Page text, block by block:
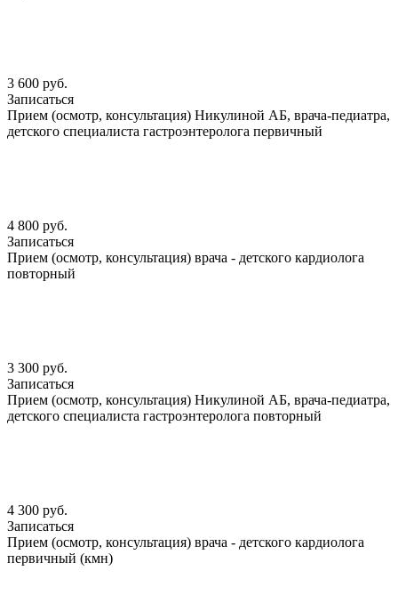
3 600 руб.
Записаться
Прием (осмотр, консультация) Никулиной АБ, врача-педиатра,
детского специалиста гастроэнтеролога первичный
4 800 руб.
Записаться
Прием (осмотр, консультация) врача - детского кардиолога
повторный
3 300 руб.
Записаться
Прием (осмотр, консультация) Никулиной АБ, врача-педиатра,
детского специалиста гастроэнтеролога повторный
4 300 руб.
Записаться
Прием (осмотр, консультация) врача - детского кардиолога
первичный (кмн)